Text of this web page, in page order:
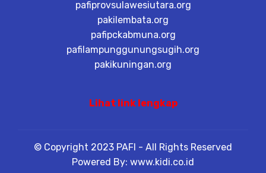
pafiprovsulawesiutara.org
pakilembata.org
pafipckabmuna.org
pafilampunggunungsugih.org
pakikuningan.org
Lihat link lengkap
© Copyright 2023 PAFI - All Rights Reserved
Powered By: www.kidi.co.id